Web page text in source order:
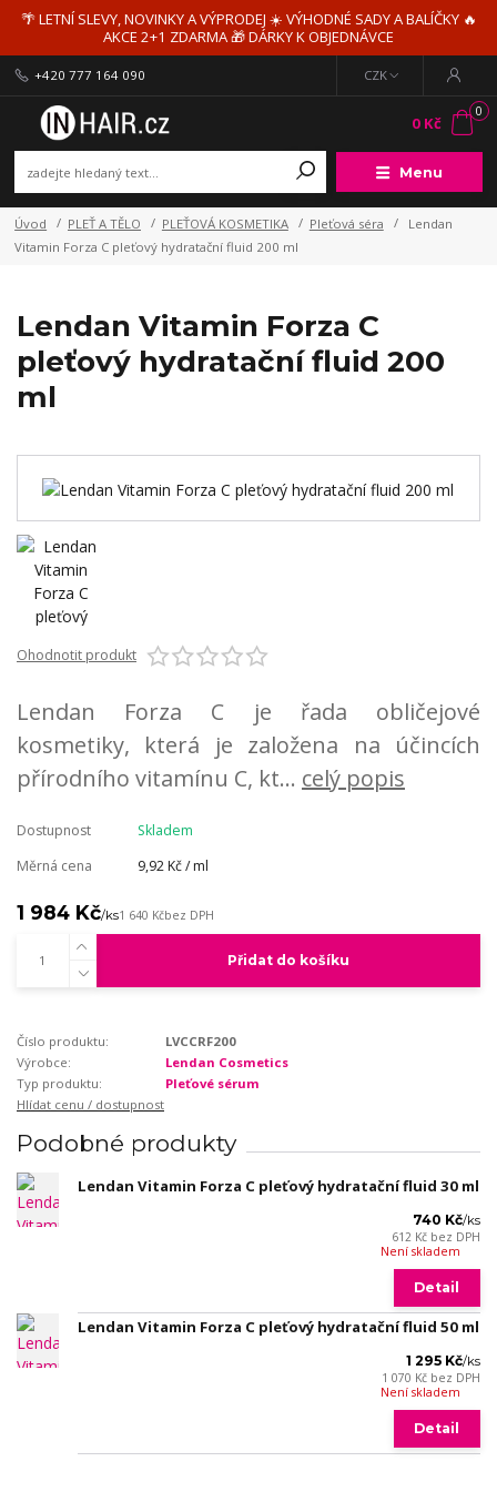
🌴 LETNÍ SLEVY, NOVINKY A VÝPRODEJ ☀️ VÝHODNÉ SADY A BALÍČKY 🔥
AKCE 2+1 ZDARMA 🎁 DÁRKY K OBJEDNÁVCE
Menu
CZK
+420 777 164 090
0
0 Kč
Úvod PLEŤ A TĚLO PLEŤOVÁ KOSMETIKA Pleťová séra
Lendan
Vitamin Forza C pleťový hydratační fluid 200 ml
Lendan Vitamin Forza C
pleťový hydratační fluid 200
ml
Ohodnotit produkt
Lendan Forza C je řada obličejové
kosmetiky, která je založena na účincích
přírodního vitamínu C, kt... celý popis
Dostupnost
Skladem
Měrná cena
9,92 Kč / ml
1 984 Kč/ks1 640 Kčbez DPH
Přidat do košíku
Číslo produktu:
LVCCRF200
Výrobce:
Lendan Cosmetics
Typ produktu:
Pleťové sérum
Hlídat cenu / dostupnost
Podobné produkty
Lendan Vitamin Forza C pleťový hydratační fluid 30 ml
740 Kč/ks
612 Kč bez DPH
Není skladem
Detail
Lendan Vitamin Forza C pleťový hydratační fluid 50 ml
1 295 Kč/ks
1 070 Kč bez DPH
Není skladem
Detail